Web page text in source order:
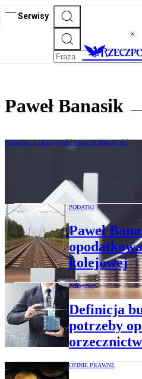
Serwisy
Paweł Banasik
PODATKI, KSIĘGOWOŚĆ I RACHUNKOWOŚĆ
Do trzech razy sztuka
podatek od
PODATKI
Paweł
kolejowej
PODATKI
Definicja
potrzeby
OPINIE PRAWNE